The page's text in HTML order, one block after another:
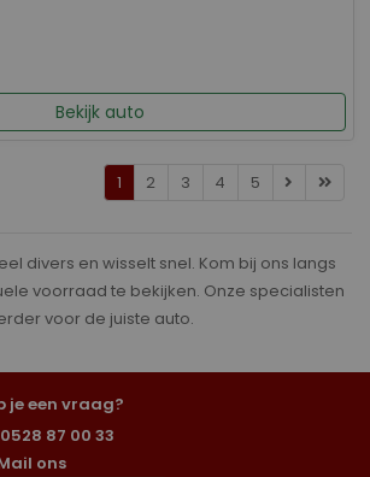
Bekijk auto
1 2 3 4 5
divers en wisselt snel. Kom bij ons langs
voorraad te bekijken. Onze specialisten
voor de juiste auto.
je een vraag?
0528 87 00 33
ons